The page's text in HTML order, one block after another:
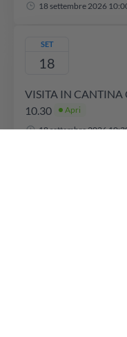
18 settembre 2026
SET
18
VISITA IN CANTINA
10.30
Apri
18 settembre 2026